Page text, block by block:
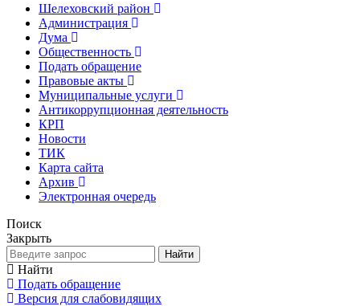
Шелеховский район
Администрация
Дума
Общественность
Подать обращение
Правовые акты
Муниципальные услуги
Антикоррупционная деятельность
КРП
Новости
ТИК
Карта сайта
Архив
Электронная очередь
Поиск
Закрыть
Найти
Найти
Подать обращение
Версия для слабовидящих